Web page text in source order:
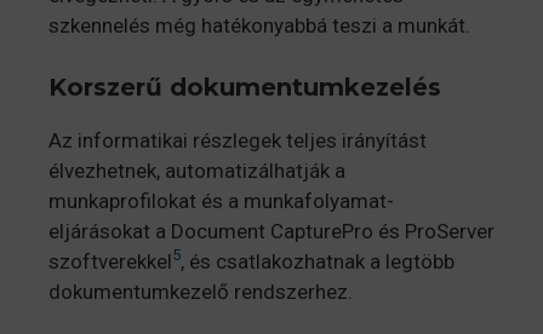
szkennelés még hatékonyabbá teszi a munkát.
Korszerű dokumentumkezelés
Az informatikai részlegek teljes irányítást
élvezhetnek, automatizálhatják a
munkaprofilokat és a munkafolyamat-
eljárásokat a Document CapturePro és ProServer
szoftverekkel5, és csatlakozhatnak a legtöbb
dokumentumkezelő rendszerhez.